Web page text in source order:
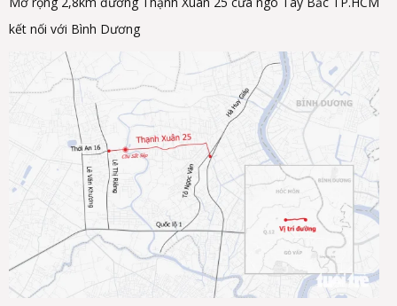
kết nối với Bình Dương